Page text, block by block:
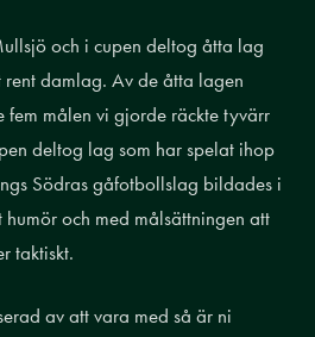
och i cupen deltog åtta lag
rent damlag. Av de åtta lagen
fem målen vi gjorde räckte tyvärr
deltog lag som har spelat ihop
Södras gåfotbollslag bildades i
och med målsättningen att
taktiskt.
av att vara med så är ni